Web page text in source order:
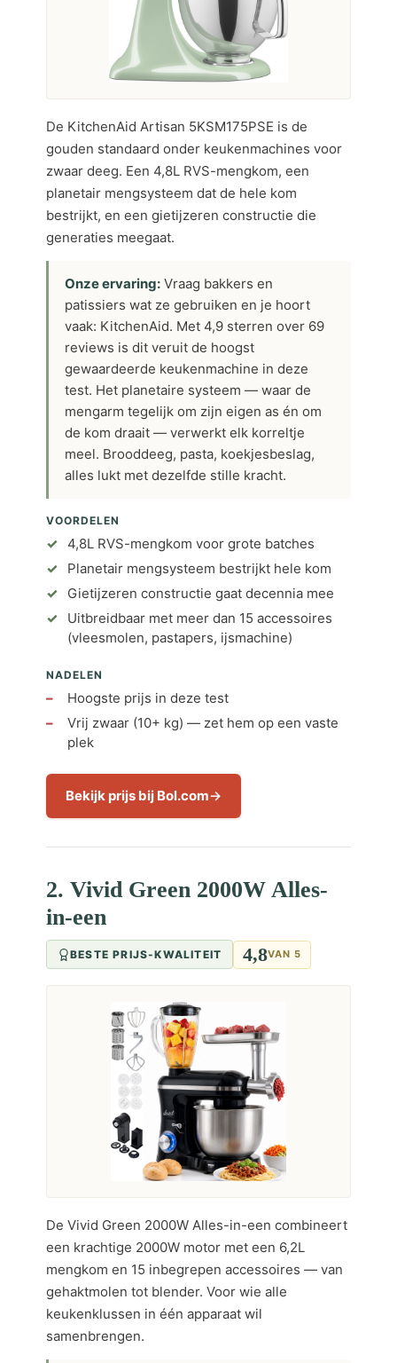
De KitchenAid Artisan 5KSM175PSE is de
gouden standaard onder keukenmachines voor
zwaar deeg. Een 4,8L RVS-mengkom, een
planetair mengsysteem dat de hele kom
bestrijkt, en een gietijzeren constructie die
generaties meegaat.
Onze ervaring: Vraag bakkers en
patissiers wat ze gebruiken en je hoort
vaak: KitchenAid. Met 4,9 sterren over 69
reviews is dit veruit de hoogst
gewaardeerde keukenmachine in deze
test. Het planetaire systeem — waar de
mengarm tegelijk om zijn eigen as én om
de kom draait — verwerkt elk korreltje
meel. Brooddeeg, pasta, koekjesbeslag,
alles lukt met dezelfde stille kracht.
VOORDELEN
4,8L RVS-mengkom voor grote batches
Planetair mengsysteem bestrijkt hele kom
Gietijzeren constructie gaat decennia mee
Uitbreidbaar met meer dan 15 accessoires
(vleesmolen, pastapers, ijsmachine)
NADELEN
Hoogste prijs in deze test
Vrij zwaar (10+ kg) — zet hem op een vaste
plek
Bekijk prijs bij Bol.com
2. Vivid Green 2000W Alles-
in-een
BESTE PRIJS-KWALITEIT 4,8VAN 5
De Vivid Green 2000W Alles-in-een combineert
een krachtige 2000W motor met een 6,2L
mengkom en 15 inbegrepen accessoires — van
gehaktmolen tot blender. Voor wie alle
keukenklussen in één apparaat wil
samenbrengen.